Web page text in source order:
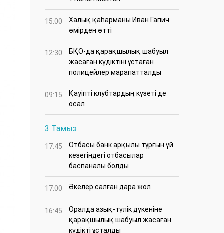
15:00
Халық қаһарманы Иван Гапич
өмірден өтті
12:30
БҚО-да қарақшылық шабуыл
жасаған күдіктіні ұстаған
полицейлер марапатталды
09:15
Қауіпті клубтардың күзеті де
осал
3 Тамыз
17:45
Отбасы банк арқылы тұрғын үй
кезегіндегі отбасылар
баспаналы болды
17:00 Әкелер салған дара жол
16:45
Оралда азық-түлік дүкеніне
қарақшылық шабуыл жасаған
күдікті ұсталды